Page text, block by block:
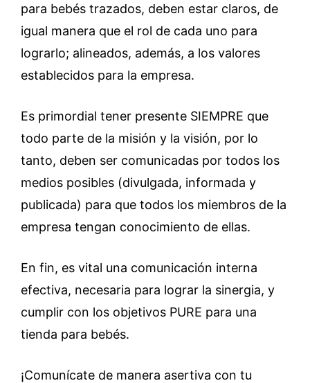
para bebés trazados, deben estar claros, de
igual manera que el rol de cada uno para
lograrlo; alineados, además, a los valores
establecidos para la empresa.
Es primordial tener presente SIEMPRE que
todo parte de la misión y la visión, por lo
tanto, deben ser comunicadas por todos los
medios posibles (divulgada, informada y
publicada) para que todos los miembros de la
empresa tengan conocimiento de ellas.
En fin, es vital una comunicación interna
efectiva, necesaria para lograr la sinergia, y
cumplir con los objetivos PURE para una
tienda para bebés.
¡Comunícate de manera asertiva con tu